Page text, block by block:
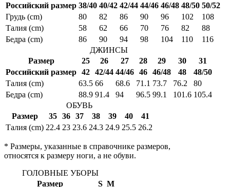
Российский размер 38/40 40/42 42/44 44/46 46/48 48/50 50/52
Грудь (cm)
80 82 86 90 96 102
108
Талия (cm)
58 62 66 70 76 82
88
Бедра (cm)
86 90 94 98 104 110
116
ДЖИНСЫ
Размер
25 26 27 28 29 30
31
Российский размер 42 42/44 44/46 46 46/48 48
48/50
Талия (cm)
63.5 66 68.6 71.1 73.7 76.2
80
Бедра (cm)
88.9 91.4 94 96.5 99.1 101.6 105.4
ОБУВЬ
Размер
35 36 37 38 39 40
41
Талия (cm) 22.4 23 23.6 24.3 24.9 25.5 26.2
* Размеры, указанные в справочнике размеров,
относятся к размеру ноги, а не обуви.
ГОЛОВНЫЕ УБОРЫ
Размер
S M